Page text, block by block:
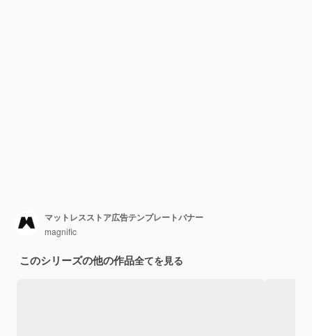
マットレスストア広告テンプレートバナー
magnific
このシリーズの他の作品全てを見る